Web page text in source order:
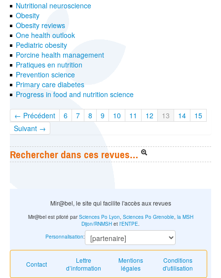
?
Nutritional neuroscience
Obesity
Obesity reviews
One health outlook
Pediatric obesity
Porcine health management
Pratiques en nutrition
Prevention science
Primary care diabetes
Progress in food and nutrition science
← Précédent 6 7 8 9 10 11 12 13 14
15
Suivant →
Rechercher dans ces revues…
Mir@bel, le site qui facilite l'accès aux revues
Contact
Lettre
d’information
Mentions
légales
Conditions
d'utilisation
Mir@bel est piloté parSciences Po Lyon Sciences Po Grenoble, la MSH
Dijon/RNMSH et l'ENTPE
Personnalisation: